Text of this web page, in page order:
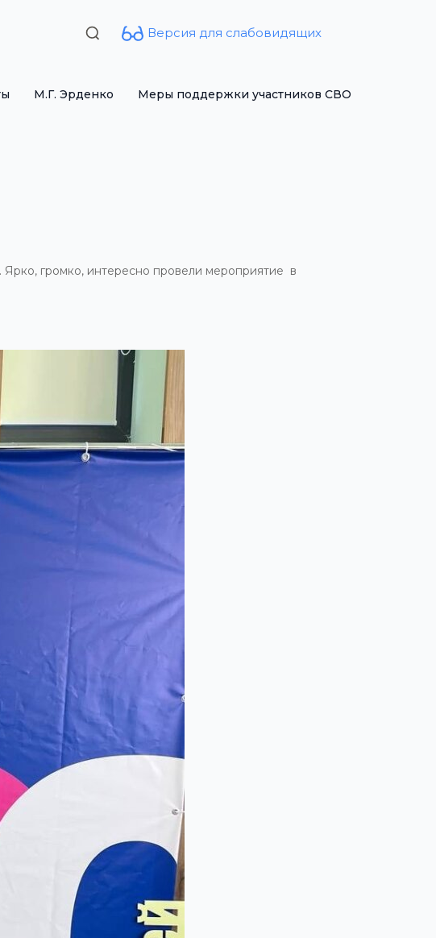
Версия для слабовидящих
М.Г. Эрденко Меры поддержки участников СВО
громко, интересно провели мероприятие в